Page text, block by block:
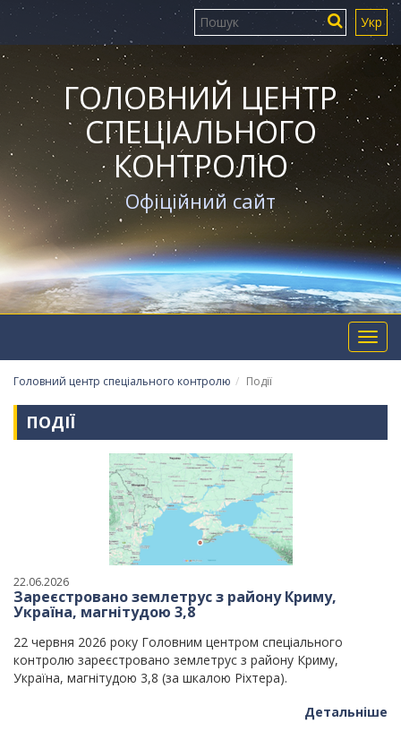
Укр
ГОЛОВНИЙ ЦЕНТР
СПЕЦІАЛЬНОГО
КОНТРОЛЮ
Офіційний сайт
Головний центр спеціального контролю Події
ПОДІЇ
22.06.2026
Зареєстровано землетрус з району Криму,
Україна, магнітудою 3,8
22 червня 2026 року Головним центром спеціального
контролю зареєстровано землетрус з району Криму,
Україна, магнітудою 3,8 (за шкалою Ріхтера).
Детальніше